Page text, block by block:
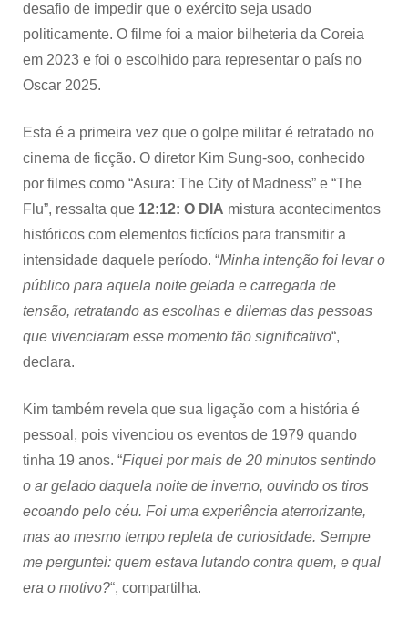
desafio de impedir que o exército seja usado
politicamente. O filme foi a maior bilheteria da Coreia
em 2023 e foi o escolhido para representar o país no
Oscar 2025.
Esta é a primeira vez que o golpe militar é retratado no
cinema de ficção. O diretor Kim Sung-soo, conhecido
por filmes como “Asura: The City of Madness” e “The
Flu”, ressalta que 12:12: O DIA mistura acontecimentos
históricos com elementos fictícios para transmitir a
intensidade daquele período. “Minha intenção foi levar o
público para aquela noite gelada e carregada de
tensão, retratando as escolhas e dilemas das pessoas
que vivenciaram esse momento tão significativo“,
declara.
Kim também revela que sua ligação com a história é
pessoal, pois vivenciou os eventos de 1979 quando
tinha 19 anos. “Fiquei por mais de 20 minutos sentindo
o ar gelado daquela noite de inverno, ouvindo os tiros
ecoando pelo céu. Foi uma experiência aterrorizante,
mas ao mesmo tempo repleta de curiosidade. Sempre
me perguntei: quem estava lutando contra quem, e qual
era o motivo?“, compartilha.